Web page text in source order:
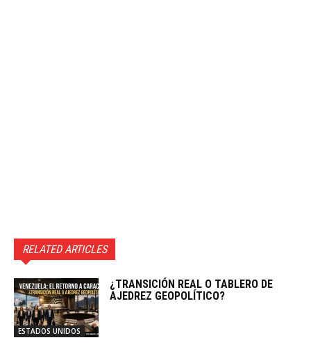
RELATED ARTICLES
ESTADOS UNIDOS
¿TRANSICIÓN REAL O TABLERO DE
AJEDREZ GEOPOLÍTICO?